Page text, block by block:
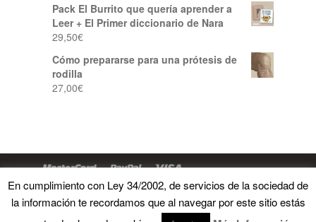
Pack El Burrito que quería aprender a
Leer + El Primer diccionario de Nara
29,50€
Cómo prepararse para una prótesis de
rodilla
27,00€
Copyright 2018 © Degomagom.com | Términos y
En cumplimiento con Ley 34/2002, de servicios de la sociedad de
la información te recordamos que al navegar por este sitio estás